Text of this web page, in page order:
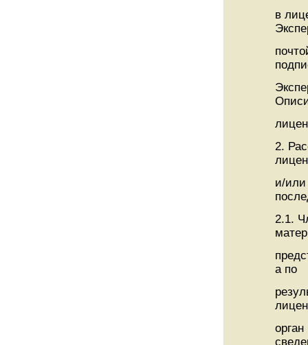
в
2.
и/
2.1.
а по